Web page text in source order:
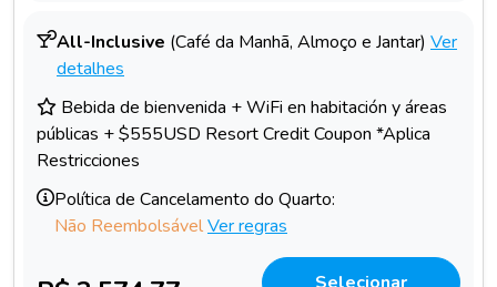
All-Inclusive (Café da Manhã, Almoço e Jantar) Ver
detalhes
Bebida de bienvenida + WiFi en habitación y áreas
públicas + $555USD Resort Credit Coupon *Aplica
Restricciones
Política de Cancelamento do Quarto:
Não ReembolsávelVer regras